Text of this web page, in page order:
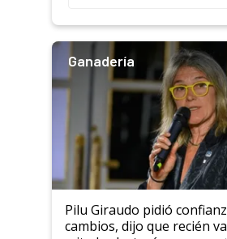
Ganadería
Pilu Giraudo pidió
cambios, dijo que recién